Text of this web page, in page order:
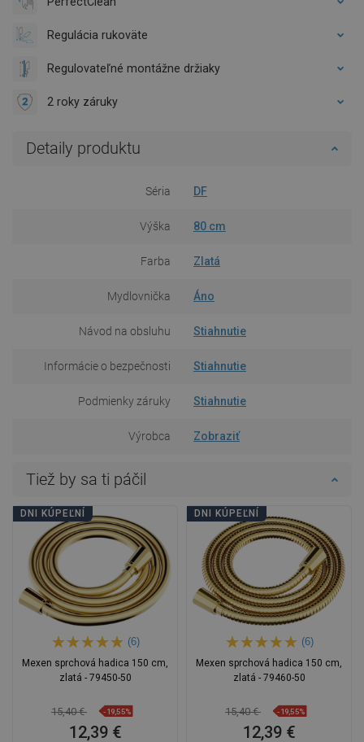
Regulácia rukoväte
Regulovateľné montážne držiaky
2 roky záruky
Detaily produktu
Séria DF
Výška 80 cm
Farba Zlatá
Mydlovnička Áno
Návod na obsluhu Stiahnutie
Informácie o bezpečnosti Stiahnutie
Podmienky záruky Stiahnutie
Výrobca Zobraziť
Tiež by sa ti páčil
DNI KÚPEĽNÍ
(6)
Mexen sprchová hadica 150 cm,
zlatá - 79450-50
15,40 € -19,55%
12,39 €
DNI KÚPEĽNÍ
(6)
Mexen sprchová hadica 150 cm,
zlatá - 79460-50
15,40 € -19,55%
12,39 €